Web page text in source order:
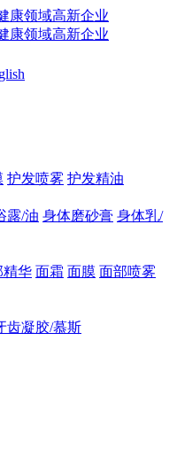
护发喷雾 护发精油
露/油 身体磨砂膏 身体乳/
精华 面霜 面膜 面部喷雾
齿凝胶/慕斯